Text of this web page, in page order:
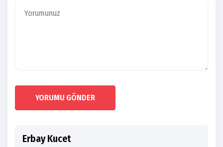
YORUMU GÖNDER
Erbay Kucet